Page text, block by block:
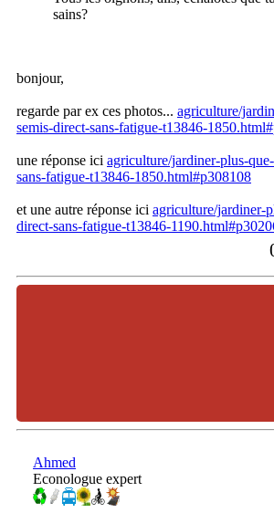
sains?
bonjour,
regarde par ex ces photos... agriculture/
semis-direct-sans-fatigue-t13846-
une réponse ici agriculture/jardiner-plus-
sans-fatigue-t13846-1850.html#p308108
et une autre réponse ici agriculture/jardiner-
direct-sans-fatigue-t13846-
Ahmed
Econologue expert